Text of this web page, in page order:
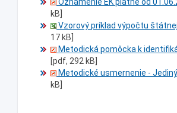
kB]
Vzorový príklad výpočtu
17 kB]
Metodická pomôcka k
[pdf, 292 kB]
Metodické usmernenie -
kB]